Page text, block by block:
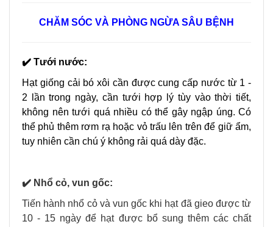
CHĂM SÓC VÀ PHÒNG NGỪA SÂU BỆNH
✔️ Tưới nước:
Hạt giống cải bó xôi cần được cung cấp nước từ 1 -
2 lần trong ngày, cần tưới hợp lý tùy vào thời tiết,
không nên tưới quá nhiều có thể gây ngập úng. Có
thể phủ thêm rơm rạ hoặc vỏ trấu lên trên để giữ ẩm,
tuy nhiên cần chú ý không rải quá dày đặc.
✔️ Nhổ cỏ, vun gốc:
Tiến hành nhổ cỏ và vun gốc khi hạt đã gieo được từ
10 - 15 ngày để hạt được bổ sung thêm các chất